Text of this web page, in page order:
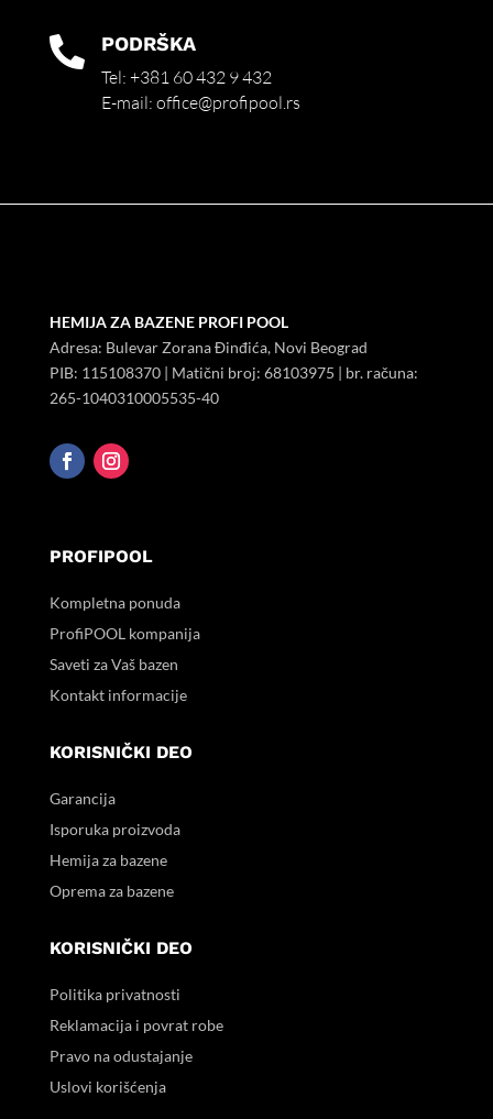
 PODRŠKA
Tel: +381 60 432 9 432
E-mail: office@profipool.rs
HEMIJA ZA BAZENE PROFI POOL
Adresa: Bulevar Zorana Đinđića, Novi Beograd
PIB: 115108370| Matični broj: 68103975 | br. računa:
265-1040310005535-40
PROFIPOOL
Kompletna ponuda
ProfiPOOL kompanija
Saveti za Vaš bazen
Kontakt informacije
KORISNIČKI DEO
Garancija
Isporuka proizvoda
Hemija za bazene
Oprema za bazene
KORISNIČKI DEO
Politika privatnosti
Reklamacija i povrat robe
Pravo na odustajanje
Uslovi korišćenja